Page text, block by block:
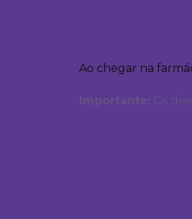
Ao chegar na
Os